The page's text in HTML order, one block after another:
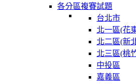
各分區複賽試題
台北市
北一區(花
北二區(新
北三區(桃
中投區
嘉義區